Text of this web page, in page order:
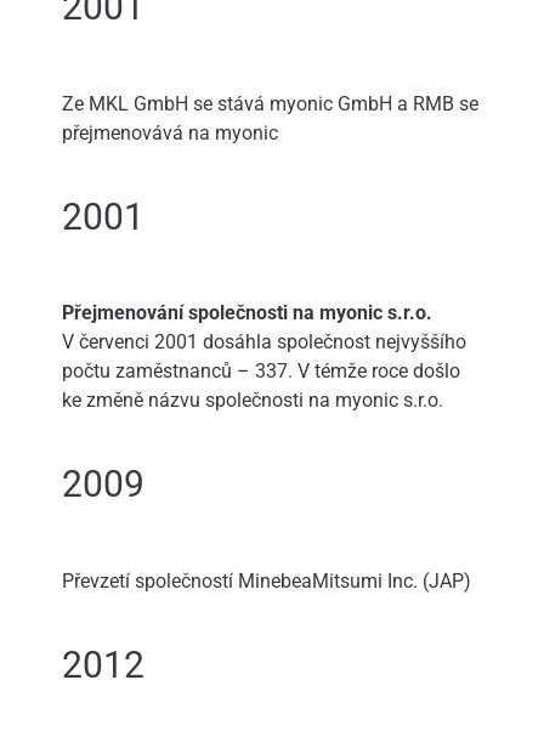
Ze MKL GmbH se stává myonic GmbH a RMB se
přejmenovává na myonic
2001
Přejmenování společnosti na myonic s.r.o.
V červenci 2001 dosáhla společnost nejvyššího
počtu zaměstnanců – 337. V témže roce došlo
ke změně názvu společnosti na myonic s.r.o.
2009
Převzetí společností MinebeaMitsumi Inc. (JAP)
2012